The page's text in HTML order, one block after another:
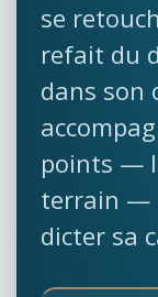
se
refait du
dans son
points —
terrain —
dicter sa